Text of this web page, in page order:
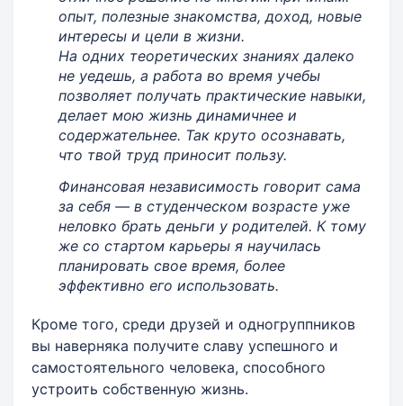
опыт, полезные знакомства, доход, новые
интересы и цели в жизни.
На одних теоретических знаниях далеко
не уедешь, а работа во время учебы
позволяет получать практические навыки,
делает мою жизнь динамичнее и
содержательнее. Так круто осознавать,
что твой труд приносит пользу.
Финансовая независимость говорит сама
за себя — в студенческом возрасте уже
неловко брать деньги у родителей. К тому
же со стартом карьеры я научилась
планировать свое время, более
эффективно его использовать.
Кроме того, среди друзей и одногруппников
вы наверняка получите славу успешного и
самостоятельного человека, способного
устроить собственную жизнь.